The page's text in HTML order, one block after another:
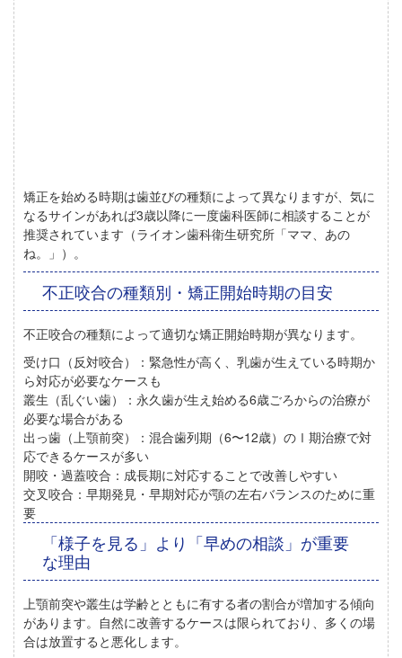
矯正を始める時期は歯並びの種類によって異なりますが、気に
なるサインがあれば3歳以降に一度歯科医師に相談することが
推奨されています （ライオン歯科衛生研究所「ママ、あの
ね。」）。
不正咬合の種類別・矯正開始時期の目安
不正咬合の種類によって適切な矯正開始時期が異なります。
受け口（反対咬合）： 緊急性が高く、乳歯が生えている時期か
ら対応が必要なケースも
叢生（乱ぐい歯）： 永久歯が生え始める6歳ごろからの治療が
必要な場合がある
出っ歯（上顎前突）：混合歯列期（6〜12歳）のⅠ期治療で対
応できるケースが多い
開咬・過蓋咬合： 成長期に対応することで改善しやすい
交叉咬合：早期発見・早期対応が顎の左右バランスのために重
要
「様子を見る」より「早めの相談」が重要
な理由
上顎前突や叢生は学齢とともに有する者の割合が増加する傾向
があります。自然に改善するケースは限られており、多くの場
合は放置すると悪化します。